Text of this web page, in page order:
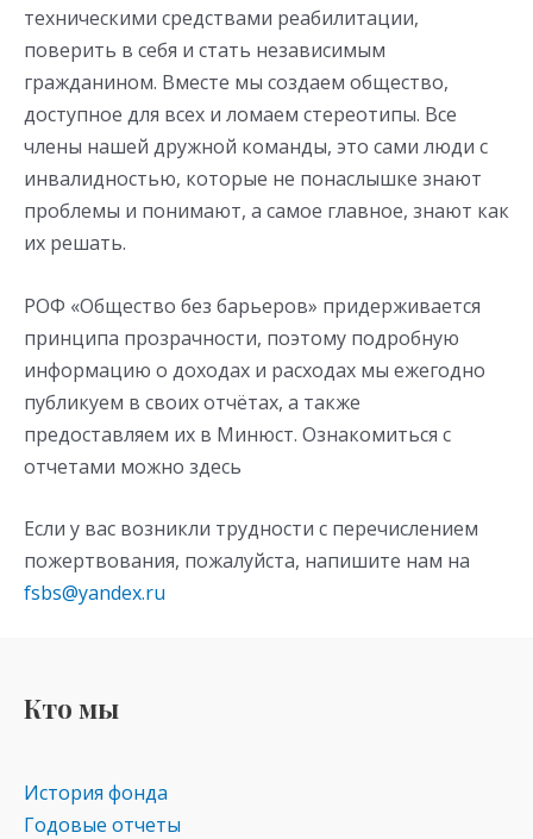
техническими средствами реабилитации,
поверить в себя и стать независимым
гражданином. Вместе мы создаем общество,
доступное для всех и ломаем стереотипы. Все
члены нашей дружной команды, это сами люди с
инвалидностью, которые не понаслышке знают
проблемы и понимают, а самое главное, знают как
их решать.
РОФ «Общество без барьеров» придерживается
принципа прозрачности, поэтому подробную
информацию о доходах и расходах мы ежегодно
публикуем в своих отчётах, а также
предоставляем их в Минюст. Ознакомиться с
отчетами можно здесь
Если у вас возникли трудности с перечислением
пожертвования, пожалуйста, напишите нам на
fsbs@yandex.ru
Кто мы
История фонда
Годовые отчеты